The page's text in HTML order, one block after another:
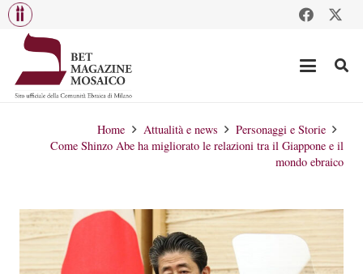
Home Attualità e news
Personaggi e Storie
Come Shinzo Abe ha migliorato le relazioni tra il Giappone e il
mondo ebraico